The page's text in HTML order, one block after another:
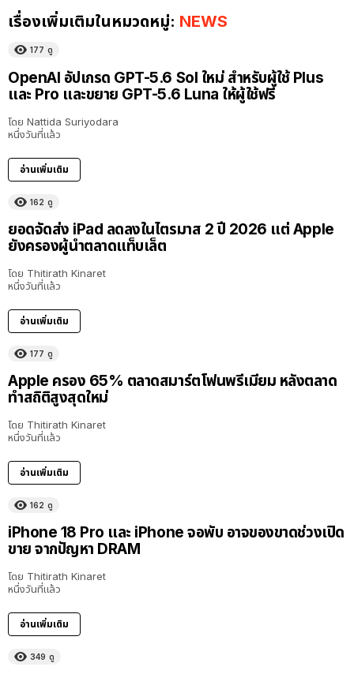
เรื่องเพิ่มเติมในหมวดหมู่: NEWS
177 ดู
OpenAI อัปเกรด GPT-5.6 Sol ใหม่ สำหรับผู้ใช้ Plus
และ Pro และขยาย GPT-5.6 Luna ให้ผู้ใช้ฟรี
โดย Nattida Suriyodara
หนึ่งวันที่แล้ว
อ่านเพิ่มเติม
162 ดู
ยอดจัดส่ง iPad ลดลงในไตรมาส 2 ปี 2026 แต่ Apple
ยังครองผู้นำตลาดแท็บเล็ต
โดย Thitirath Kinaret
หนึ่งวันที่แล้ว
อ่านเพิ่มเติม
177 ดู
Apple ครอง 65% ตลาดสมาร์ตโฟนพรีเมียม หลังตลาด
ทำสถิติสูงสุดใหม่
โดย Thitirath Kinaret
หนึ่งวันที่แล้ว
อ่านเพิ่มเติม
162 ดู
iPhone 18 Pro และ iPhone จอพับ อาจของขาดช่วงเปิด
ขาย จากปัญหา DRAM
โดย Thitirath Kinaret
หนึ่งวันที่แล้ว
อ่านเพิ่มเติม
349 ดู